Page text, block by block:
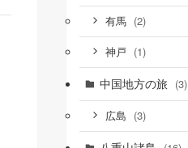
有馬 (2)
神戸 (1)
中国地方の旅 (3)
広島 (3)